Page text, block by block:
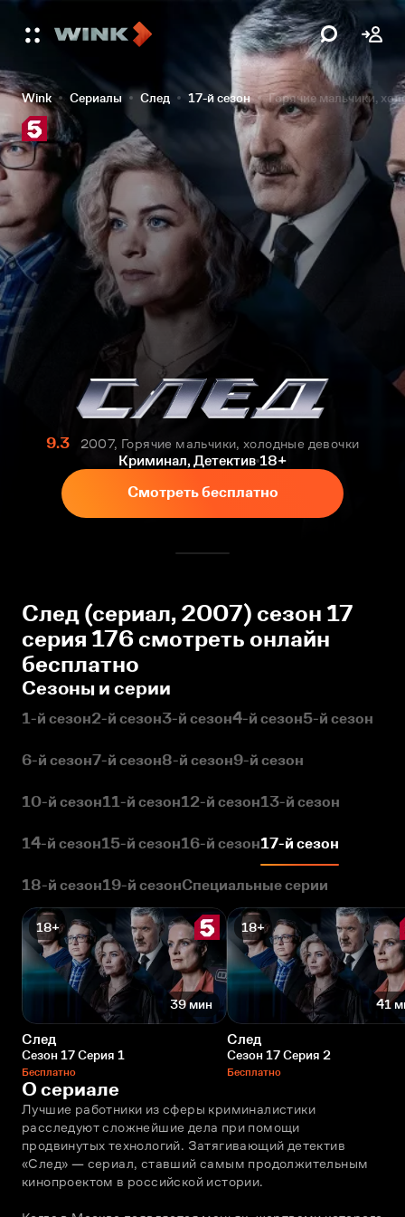
Wink Сериалы След 17-й сезон Горячие мальчики,
9.3
2007, Горячие мальчики, холодные девочки
Криминал, Детектив 18+
Смотреть бесплатно
След (сериал, 2007) сезон 17
серия 176 смотреть онлайн
бесплатно
Сезоны и серии
1-й сезон2-й сезон3-й сезон4-й сезон5-й сезон
6-й сезон7-й сезон8-й сезон9-й сезон
10-й сезон11-й сезон12-й сезон13-й сезон
14-й сезон15-й сезон16-й сезон17-й сезон
18-й сезон19-й сезонСпециальные серии
18+
39 мин
След
Сезон 17 Серия 1
Бесплатно
18+
41
След
Сезон 17 Серия 2
Бесплатно
О сериале
Лучшие работники из сферы криминалистики
расследуют сложнейшие дела при помощи
продвинутых технологий. Затягивающий детектив
«След» — сериал, ставший самым продолжительным
кинопроектом в российской истории.